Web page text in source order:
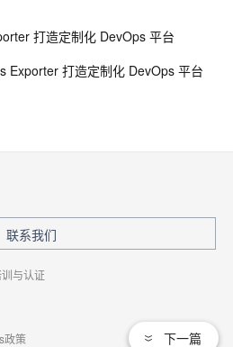
打造定制化 DevOps 平台
Exporter 打造定制化 DevOps 平台
下一篇
联系我们
与认证
政策